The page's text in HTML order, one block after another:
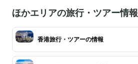
ほかエリアの旅行・ツアー情報
香港旅行・ツアーの情報